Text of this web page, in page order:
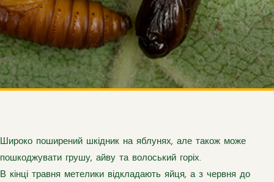
Широко поширений шкідник на яблунях, але також може
пошкоджувати грушу, айву та волоський горіх.
В кінці травня метелики відкладають яйця, а з червня до